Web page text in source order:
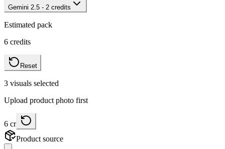
Gemini 2.5 - 2 credits
Estimated pack
6 credits
Reset
3 visuals selected
Upload product photo first
6 cr
Product source